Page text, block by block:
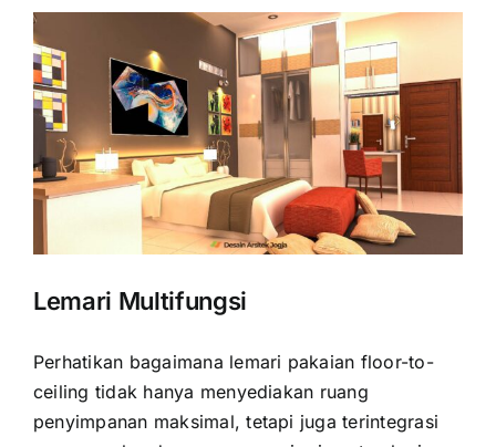
Lemari Multifungsi
Perhatikan bagaimana lemari pakaian floor-to-
ceiling tidak hanya menyediakan ruang
penyimpanan maksimal, tetapi juga terintegrasi